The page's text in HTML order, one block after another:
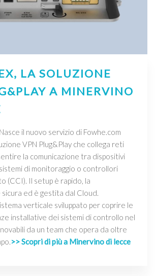
LA SOLUZIONE
A MINERVINO
il nuovo servizio di Fowhe.com
VPN Plug&Play che collega reti
la comunicazione tra dispositivi
di monitoraggio o controllori
(CCI). Il setup è rapido, la
sicura ed è gestita dal Cloud.
verticale sviluppato per coprire le
installative dei sistemi di controllo nel
da un team che opera da oltre
>> Scopri di più a Minervino di lecce